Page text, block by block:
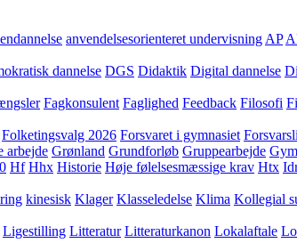
anvendelsesorienteret undervisning AP
dannelse DGS Didaktik Digital dannelse
Fagkonsulent Faglighed Feedback Filosofi
Folketingsvalg 2026 Forsvaret i gymnasiet
arbejde Grønland Grundforløb Gruppearbejde
Hf Hhx Historie Høje følelsesmæssige krav Htx
kinesisk Klager Klasseledelse Klima Kollegial
Ligestilling Litteratur Litteraturkanon Lokalaftale